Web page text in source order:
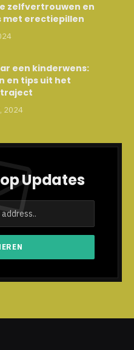
zelfvertrouwen en
met erectiepillen
een kinderwens:
en tips uit het
2024
Updates